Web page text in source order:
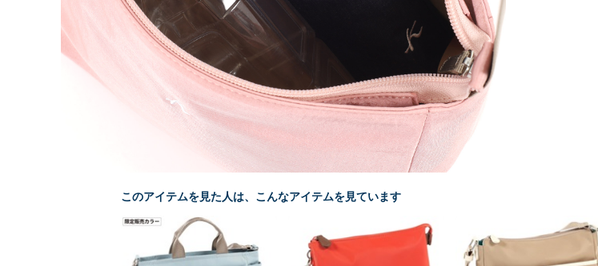
このアイテムを見た人は、こんなアイテムを見ています